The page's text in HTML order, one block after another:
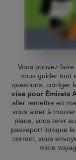
Vous pouvez
vous guider tout
questions, corriger
visa pour Émirats
aller remettre en
vous aider à
place, vous tenir
passeport lorsque
correct, vous
votre